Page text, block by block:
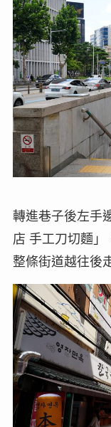
轉進巷子後左手
店 手工刀切麵」
整條街道越往後